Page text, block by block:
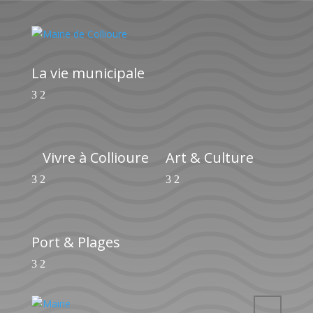
La vie municipale
Vivre à Collioure Art & Culture
Port & Plages